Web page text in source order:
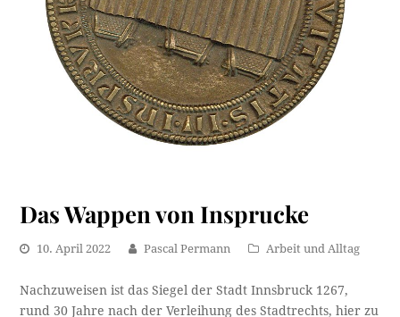
Das Wappen von Insprucke
10. April 2022 Pascal Permann Arbeit und Alltag
Nachzuweisen ist das Siegel der Stadt Innsbruck 1267,
rund 30 Jahre nach der Verleihung des Stadtrechts, hier zu